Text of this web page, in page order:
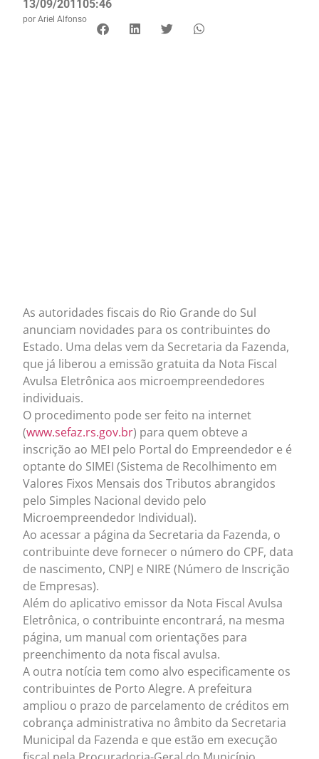
13/09/201105:46
por Ariel Alfonso
As autoridades fiscais do Rio Grande do Sul
anunciam novidades para os contribuintes do
Estado. Uma delas vem da Secretaria da Fazenda,
que já liberou a emissão gratuita da Nota Fiscal
Avulsa Eletrônica aos microempreendedores
individuais.
O procedimento pode ser feito na internet
(www.sefaz.rs.gov.br) para quem obteve a
inscrição ao MEI pelo Portal do Empreendedor e é
optante do SIMEI (Sistema de Recolhimento em
Valores Fixos Mensais dos Tributos abrangidos
pelo Simples Nacional devido pelo
Microempreendedor Individual).
Ao acessar a página da Secretaria da Fazenda, o
contribuinte deve fornecer o número do CPF, data
de nascimento, CNPJ e NIRE (Número de Inscrição
de Empresas).
Além do aplicativo emissor da Nota Fiscal Avulsa
Eletrônica, o contribuinte encontrará, na mesma
página, um manual com orientações para
preenchimento da nota fiscal avulsa.
A outra notícia tem como alvo especificamente os
contribuintes de Porto Alegre. A prefeitura
ampliou o prazo de parcelamento de créditos em
cobrança administrativa no âmbito da Secretaria
Municipal da Fazenda e que estão em execução